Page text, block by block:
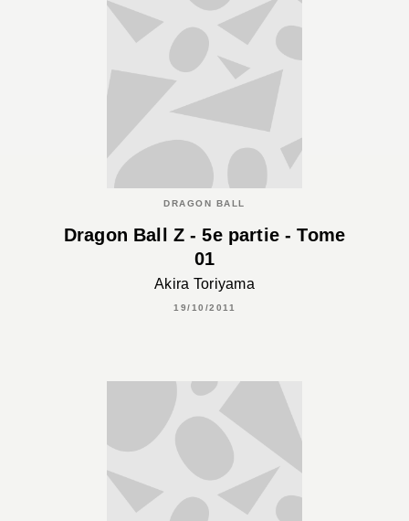
DRAGON BALL
Dragon Ball Z - 5e partie - Tome
01
Akira Toriyama
19/10/2011